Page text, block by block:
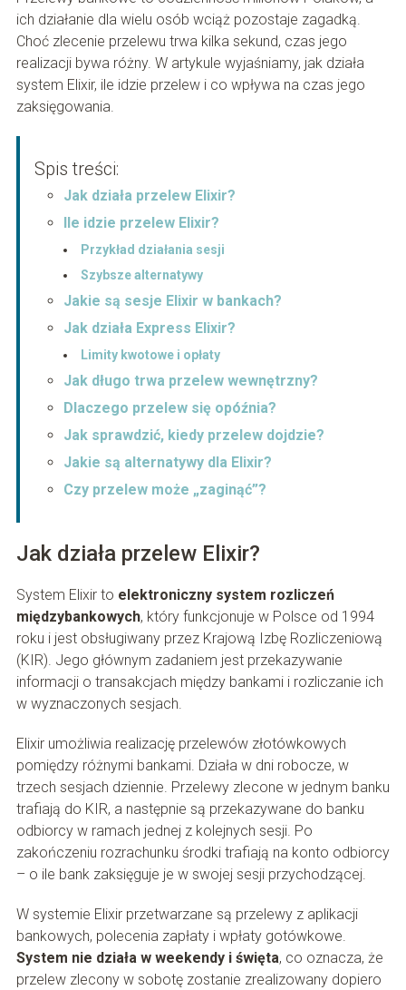
ich działanie dla wielu osób wciąż pozostaje zagadką.
Choć zlecenie przelewu trwa kilka sekund, czas jego
realizacji bywa różny. W artykule wyjaśniamy, jak działa
system Elixir, ile idzie przelew i co wpływa na czas jego
zaksięgowania.
Spis treści:
Jak działa przelew Elixir?
Ile idzie przelew Elixir?
Przykład działania sesji
Szybsze alternatywy
Jakie są sesje Elixir w bankach?
Jak działa Express Elixir?
Limity kwotowe i opłaty
Jak długo trwa przelew wewnętrzny?
Dlaczego przelew się opóźnia?
Jak sprawdzić, kiedy przelew dojdzie?
Jakie są alternatywy dla Elixir?
Czy przelew może „zaginąć”?
Jak działa przelew Elixir?
System Elixir to elektroniczny system rozliczeń
międzybankowych, który funkcjonuje w Polsce od 1994
roku i jest obsługiwany przez Krajową Izbę Rozliczeniową
(KIR). Jego głównym zadaniem jest przekazywanie
informacji o transakcjach między bankami i rozliczanie ich
w wyznaczonych sesjach.
Elixir umożliwia realizację przelewów złotówkowych
pomiędzy różnymi bankami. Działa w dni robocze, w
trzech sesjach dziennie. Przelewy zlecone w jednym banku
trafiają do KIR, a następnie są przekazywane do banku
odbiorcy w ramach jednej z kolejnych sesji. Po
zakończeniu rozrachunku środki trafiają na konto odbiorcy
– o ile bank zaksięguje je w swojej sesji przychodzącej.
W systemie Elixir przetwarzane są przelewy z aplikacji
bankowych, polecenia zapłaty i wpłaty gotówkowe.
System nie działa w weekendy i święta, co oznacza, że
przelew zlecony w sobotę zostanie zrealizowany dopiero